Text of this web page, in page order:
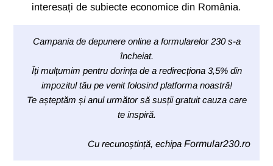
interesați de subiecte economice din România.
Campania de depunere online a formularelor 230 s-a
încheiat.
Îți mulțumim pentru dorința de a redirecționa 3,5% din
impozitul tău pe venit folosind platforma noastră!
Te așteptăm și anul următor să susții gratuit cauza care
te inspiră.
Cu recunoștință, echipa Formular230.ro